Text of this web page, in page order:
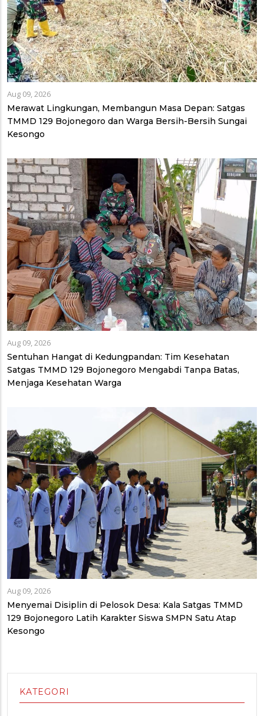
Aug 09, 2026
Merawat Lingkungan, Membangun Masa Depan: Satgas
TMMD 129 Bojonegoro dan Warga Bersih-Bersih Sungai
Kesongo
Aug 09, 2026
Sentuhan Hangat di Kedungpandan: Tim Kesehatan
Satgas TMMD 129 Bojonegoro Mengabdi Tanpa Batas,
Menjaga Kesehatan Warga
Aug 09, 2026
Menyemai Disiplin di Pelosok Desa: Kala Satgas TMMD
129 Bojonegoro Latih Karakter Siswa SMPN Satu Atap
Kesongo
KATEGORI